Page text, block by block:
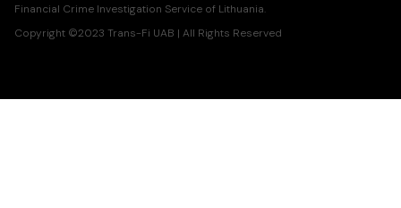
Financial Crime Investigation Service of Lithuania.
Copyright ©2023 Trans-Fi UAB | All Rights Reserved